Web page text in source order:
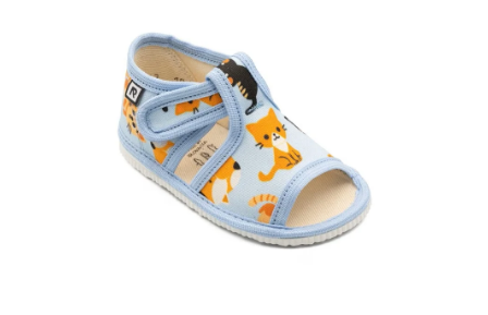
hviezdičiek.